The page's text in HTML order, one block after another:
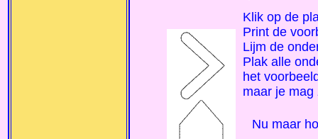
Klik op de
Print de
Lijm de
Plak alle
het
maar je
Nu maar